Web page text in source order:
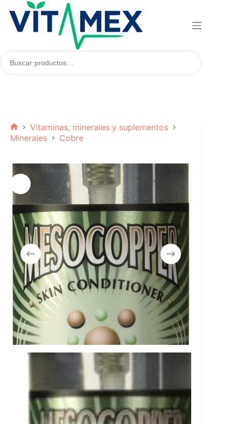
contenido
Buscar
productos:
Inicio
Vitaminas, minerales y suplementos
Minerales
Cobre